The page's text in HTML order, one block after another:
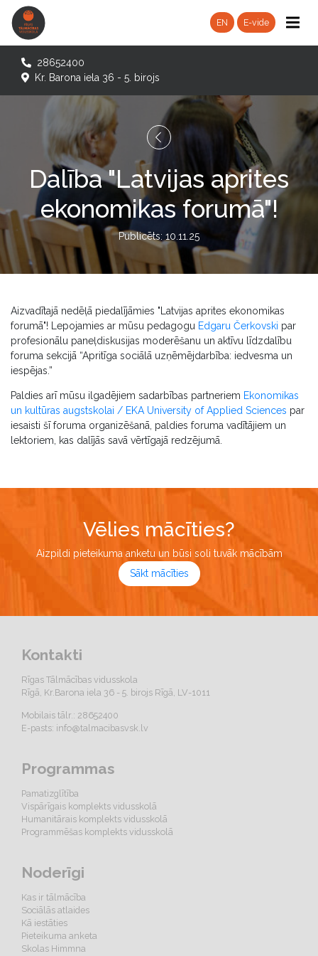
EN E-vide
28652400
Kr. Barona iela 36 - 5. birojs
Dalība "Latvijas aprites
ekonomikas forumā"!
Publicēts: 10.11.25
Aizvadītajā nedēļā piedalījāmies "Latvijas aprites ekonomikas
forumā"! Lepojamies ar mūsu pedagogu Edgaru Čerkovski par
profesionālu paneļdiskusijas moderēšanu un aktīvu līdzdalību
foruma sekcijā “Apritīga sociālā uzņēmējdarbība: iedvesma un
iespējas.”
Paldies arī mūsu ilgadējiem sadarbības partneriem Ekonomikas
un kultūras augstskolai / EKA University of Applied Sciences par
iesaisti šī foruma organizēšanā, paldies foruma vadītājiem un
lektoriem, kas dalījās savā vērtīgajā redzējumā.
Vēlies mācīties?
Aizpildi pieteikuma anketu un būsi soli tuvāk mācībām
Sākt mācīties
Kontakti
Rīgas Tālmācības vidusskola
Rīgā, Kr.Barona iela 36 - 5. birojs Rīgā, LV-1011
Mobilais tālr.: 28652400
E-pasts: info@talmacibasvsk.lv
Programmas
Pamatizglītība
Vispārīgais komplekts vidusskolā
Humanitārais komplekts vidusskolā
Programmēšas komplekts vidusskolā
Noderīgi
Kas ir tālmācība
Sociālās atlaides
Kā iestāties
Pieteikuma anketa
Skolas Himmna